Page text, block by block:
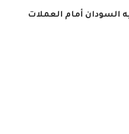
السودان أمام العملات